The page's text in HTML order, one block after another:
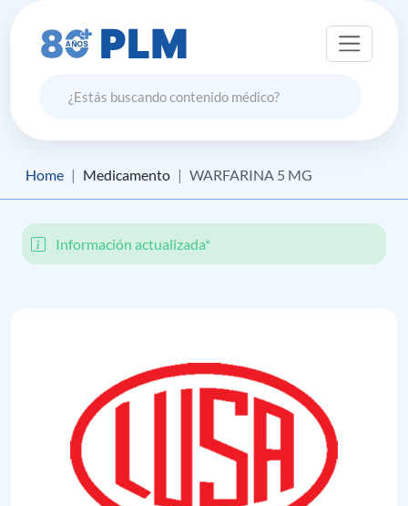
Home Medicamento WARFARINA 5 MG
Información actualizada*